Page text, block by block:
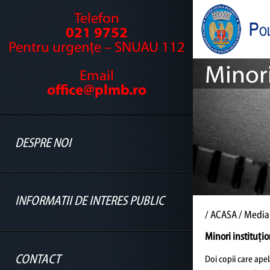
Telefon
021 9752
Pentru urgențe – SNUAU 112
Email
office@plmb.ro
DESPRE NOI
Cine suntem
Legislație
Conducere
INFORMATII DE INTERES PUBLIC
Informatii legislatie
CONTACT
/ACASA/
Minori
Doi copii care